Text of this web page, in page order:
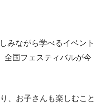
みながら学べるイベント
全国フェスティバルが今
、お子さんも楽しむこと